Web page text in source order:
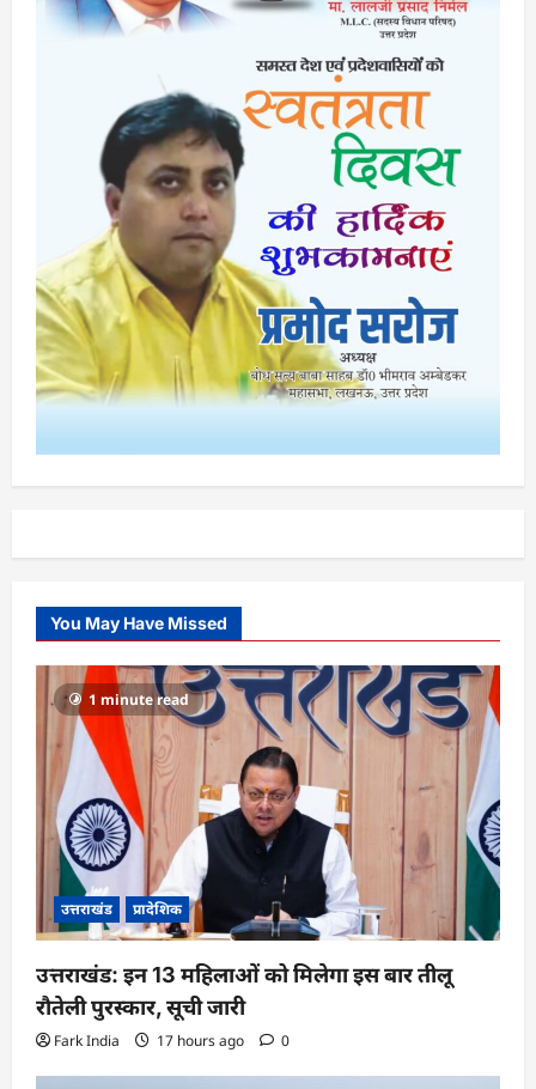
You May Have Missed
1 minute read
उत्तराखंड प्रादेशिक
उत्तराखंड: इन 13 महिलाओं को मिलेगा इस बार तीलू
रौतेली पुरस्कार, सूची जारी
Fark India 17 hours ago 0